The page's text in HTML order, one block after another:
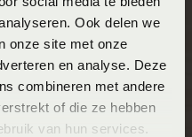
Ook delen we
onze site met onze
en analyse. Deze
combineren met andere
of die ze hebben
van hun services.
is er! In deze 5de
informatie voor een
Vraag hem
direct in je mailbox.